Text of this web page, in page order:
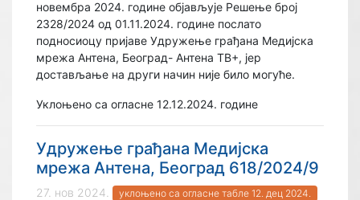
новембра 2024. године објављује Решење број
2328/2024 од 01.11.2024. године послато
подносиоцу пријаве Удружење грађана Медијска
мрежа Антена, Београд- Антена ТВ+, јер
достављање на други начин није било могуће.
Уклоњено са огласне 12.12.2024. године
Удружење грађана Медијска
мрежа Антена, Београд 618/2024/9
27. нов 2024. уклоњено са огласне табле 12. дец 2024.